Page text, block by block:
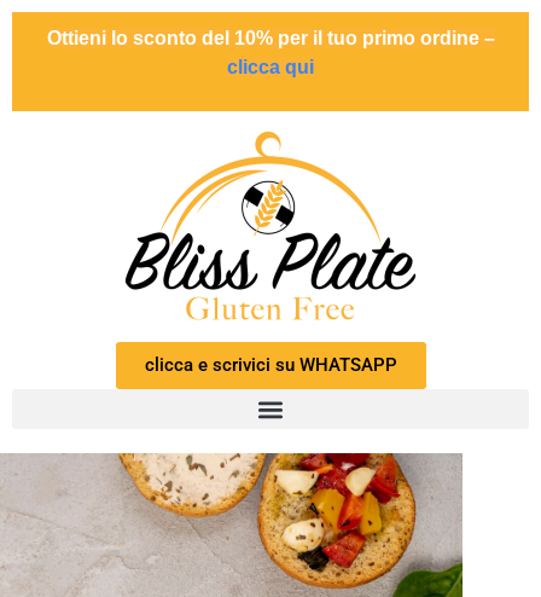
Ottieni lo sconto del 10% per il tuo primo ordine –
clicca qui
clicca e scrivici su WHATSAPP